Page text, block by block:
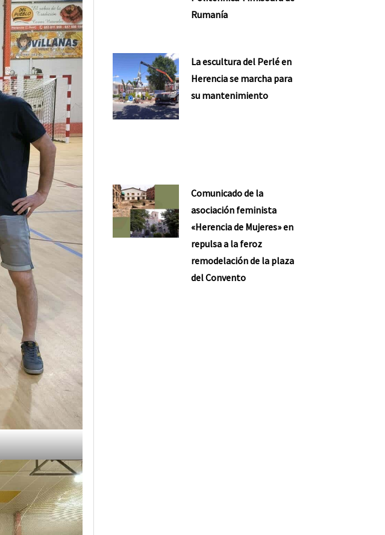
Rumanía
La escultura del Perlé en
Herencia se marcha para
su mantenimiento
Comunicado de la
asociación feminista
«Herencia de Mujeres» en
repulsa a la feroz
remodelación de la plaza
del Convento